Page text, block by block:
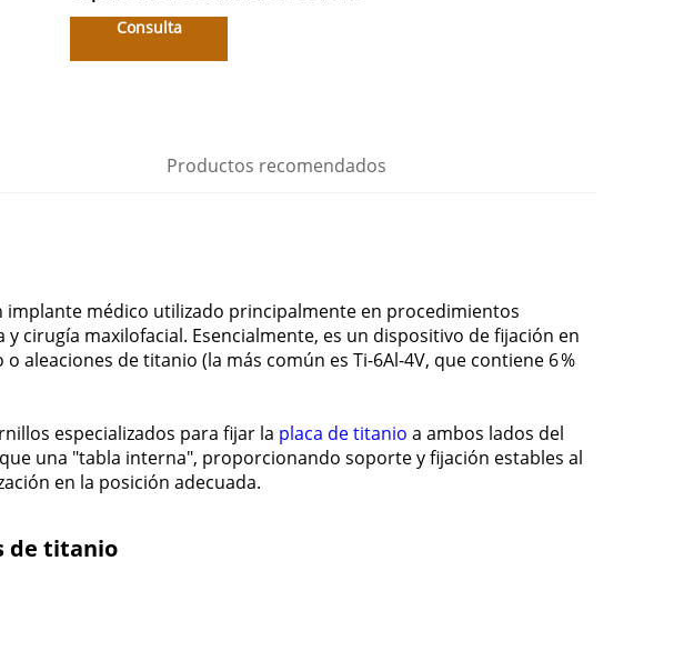
Consulta
Productos recomendados
implante médico utilizado principalmente en procedimientos
cirugía maxilofacial. Esencialmente, es un dispositivo de fijación en
aleaciones de titanio (la más común es Ti-6Al-4V, que contiene 6 %
especializados para fijar la placa de titanio a ambos lados del
una "tabla interna", proporcionando soporte y fijación estables al
en la posición adecuada.
de titanio